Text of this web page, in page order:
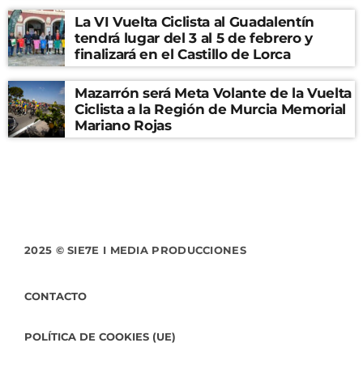
La VI Vuelta Ciclista al Guadalentín
tendrá lugar del 3 al 5 de febrero y
finalizará en el Castillo de Lorca
Mazarrón será Meta Volante de la Vuelta
Ciclista a la Región de Murcia Memorial
Mariano Rojas
2025 © SIE7E I MEDIA PRODUCCIONES
CONTACTO
POLÍTICA DE COOKIES (UE)